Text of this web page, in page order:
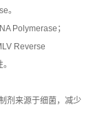
。
Polymerase；
Reverse
剂来源于细菌，减少